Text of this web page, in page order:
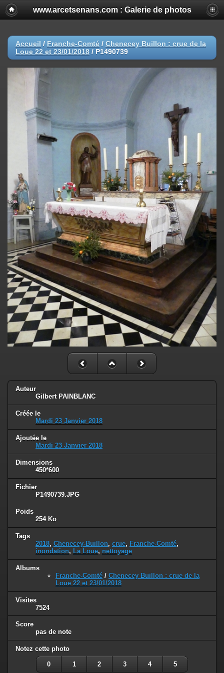
www.arcetsenans.com : Galerie de photos
Accueil / Franche-Comté / Chenecey Buillon : crue de la
Loue 22 et 23/01/2018 / P1490739
Auteur
Gilbert PAINBLANC
Créée le
Mardi 23 Janvier 2018
Ajoutée le
Mardi 23 Janvier 2018
Dimensions
450*600
Fichier
P1490739.JPG
Poids
254 Ko
Tags
2018, Chenecey-Buillon, crue, Franche-Comté,
inondation, La Loue, nettoyage
Albums
Franche-Comté / Chenecey Buillon : crue de la
Loue 22 et 23/01/2018
Visites
7524
Score
pas de note
Notez cette photo
0 1 2 3 4 5